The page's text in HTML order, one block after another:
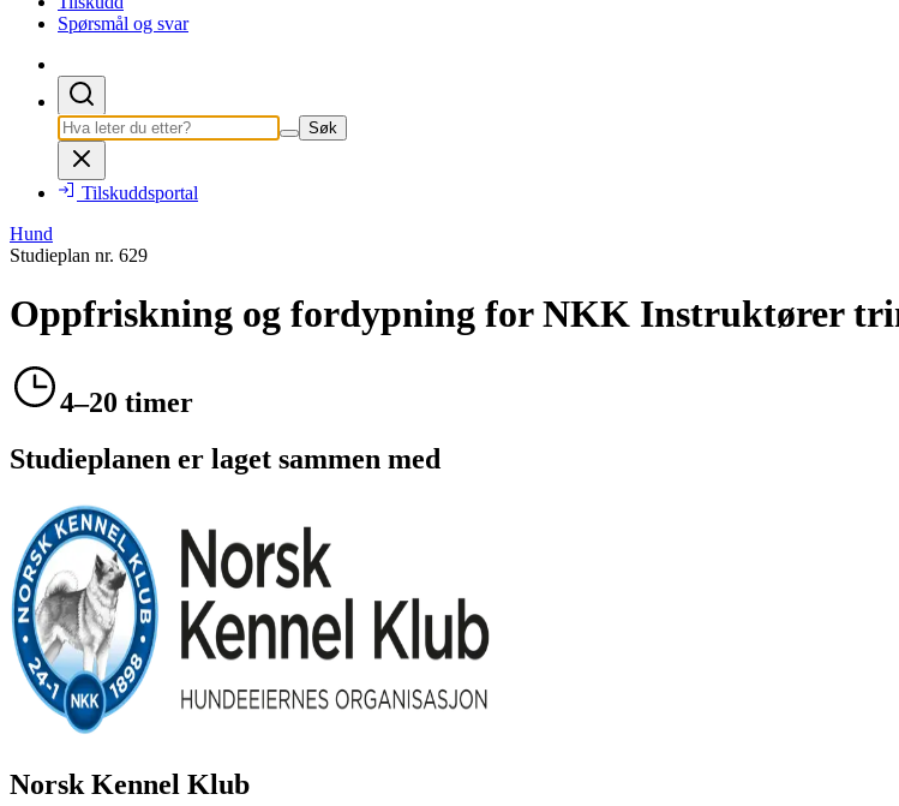
Spørsmål og svar
Søk
Tilskuddsportal
Hund
Studieplan nr. 629
Oppfriskning og fordypning for NKK Instruktører
4–20 timer
Studieplanen er laget sammen med
Norsk Kennel Klub